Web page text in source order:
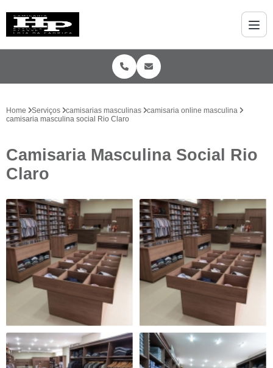
Home Serviços camisarias masculinas
camisaria online masculina
camisaria masculina social Rio Claro
Camisaria Masculina Social Rio
Claro